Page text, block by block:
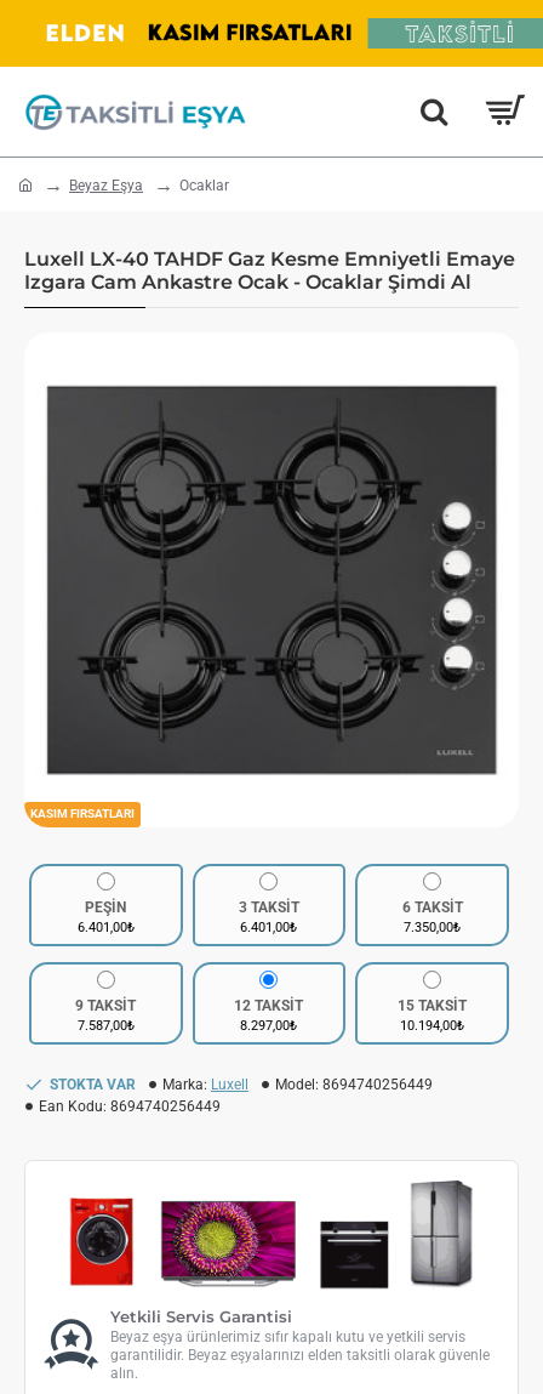
home Beyaz Eşya Ocaklar
Luxell LX-40 TAHDF Gaz Kesme Emniyetli Emaye
Izgara Cam Ankastre Ocak - Ocaklar Şimdi Al
KASIM FIRSATLARI
PEŞİN
6.401,00₺
3 TAKSİT
6.401,00₺
6 TAKSİT
7.350,00₺
9 TAKSİT
7.587,00₺
12 TAKSİT
8.297,00₺
15 TAKSİT
10.194,00₺
STOKTA VAR Marka: Luxell Model: 8694740256449
Ean Kodu: 8694740256449
Yetkili Servis Garantisi
Beyaz eşya ürünlerimiz sıfır kapalı kutu ve yetkili servis
garantilidir. Beyaz eşyalarınızı elden taksitli olarak güvenle
alın.